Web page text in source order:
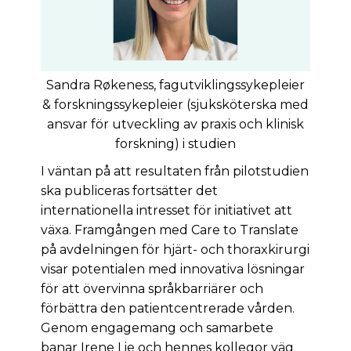
Sandra Røkeness, fagutviklingssykepleier
& forskningssykepleier (sjuksköterska med
ansvar för utveckling av praxis och klinisk
forskning) i studien
I väntan på att resultaten från pilotstudien
ska publiceras fortsätter det
internationella intresset för initiativet att
växa. Framgången med Care to Translate
på avdelningen för hjärt- och thoraxkirurgi
visar potentialen med innovativa lösningar
för att övervinna språkbarriärer och
förbättra den patientcentrerade vården.
Genom engagemang och samarbete
banar Irene Lie och hennes kollegor väg